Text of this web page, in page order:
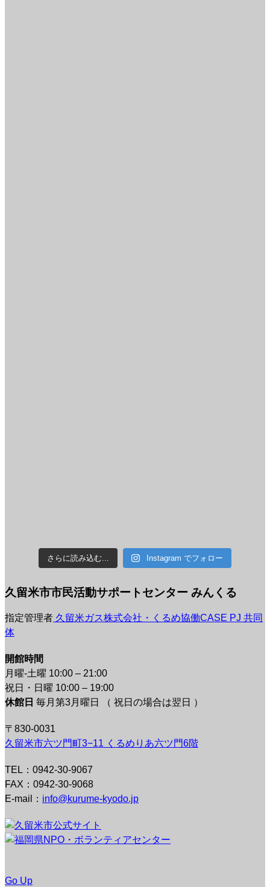
さらに読み込む... Instagram でフォロー
久留米市市民活動サポートセンター みんくる
指定管理者 久留米ガス株式会社・くるめ協働CASE PJ 共同
体
開館時間
月曜-土曜 10:00 – 21:00
祝日・日曜 10:00 – 19:00
休館日 毎月第3月曜日 （ 祝日の場合は翌日 ）
〒830-0031
久留米市六ツ門町3−11 くるめりあ六ツ門6階
TEL：0942-30-9067
FAX：0942-30-9068
E-mail： info@kurume-kyodo.jp
Go Up